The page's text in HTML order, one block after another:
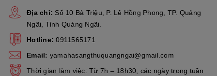
Địa chỉ: Số 10 Bà Triệu, P. Lê Hồng Phong, TP. Quảng
Ngãi, Tỉnh Quảng Ngãi.
Hotline: 0911565171
Email: yamahasangthuquangngai@gmail.com
Thời gian làm việc: Từ 7h – 18h30, các ngày trong tuần